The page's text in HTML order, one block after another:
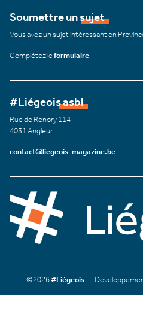
Soumettre un sujet
Vous avez un sujet intéressant en
Complétez leformulaire
#Liégeois asbl
Rue de Renory 114
4031 Angleur
contact@liegeois-magazine.be
©2026#Liégeois—